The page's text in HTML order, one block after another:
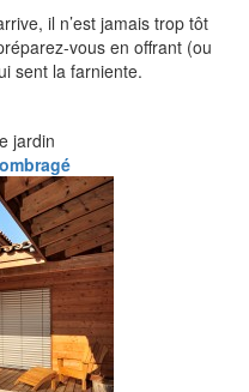
il n’est jamais trop tôt
vous en offrant (ou
sent la farniente.
jardin